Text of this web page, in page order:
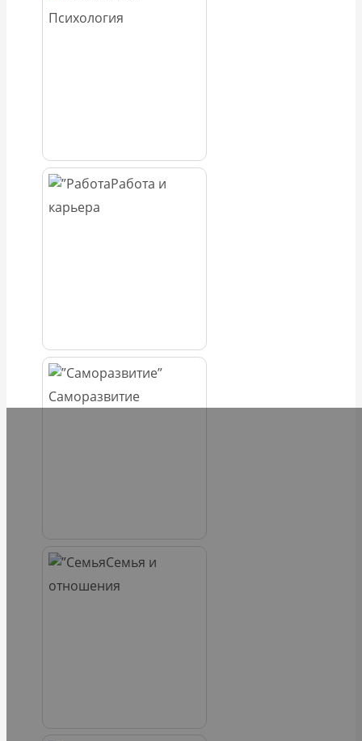
Психология
Работа и
карьера
Саморазвитие
Семья и
отношения